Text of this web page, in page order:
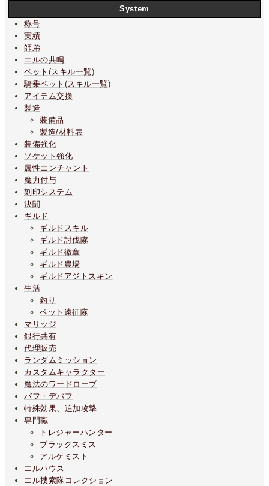
System
称号
実績
師弟
エルの共鳴
ペット (スキル一覧)
騎乗ペット (スキル一覧)
アイテム交換
製造
装備品
製造/材料表
装備強化
ソケット強化
属性エンチャント
魔力付与
刻印システム
決闘
ギルド
ギルドスキル
ギルド討伐隊
ギルド徽章
ギルド農場
ギルドアジトスキン
生活
釣り
ペット遠征隊
マリッジ
銀行共有
代理販売
ランダムミッション
カスタムキャラクター
魔法のワードローブ
バフ・デバフ
特殊効果、追加攻撃
専門職
トレジャーハンター
ブラックスミス
アルケミスト
エルハウス
エル捜索隊コレクション